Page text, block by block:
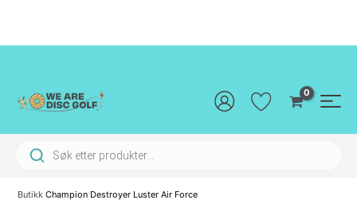
innholdet
Products search
Butikk Champion Destroyer Luster Air Force